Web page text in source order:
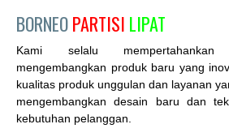
BORNEOPARTISI LIPAT
Kami selalu
mengembangkan produk baru yang
kualitas produk unggulan dan layanan
mengembangkan desain baru dan
kebutuhan pelanggan.